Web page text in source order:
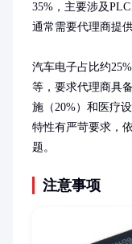
35%，主要涉及
通常需要代理商提
汽车电子占比约
等，要求代理商具
施（20%）和医疗
特性有严苛要求，
题。
注意事项